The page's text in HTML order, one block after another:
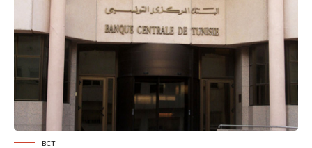
BCT